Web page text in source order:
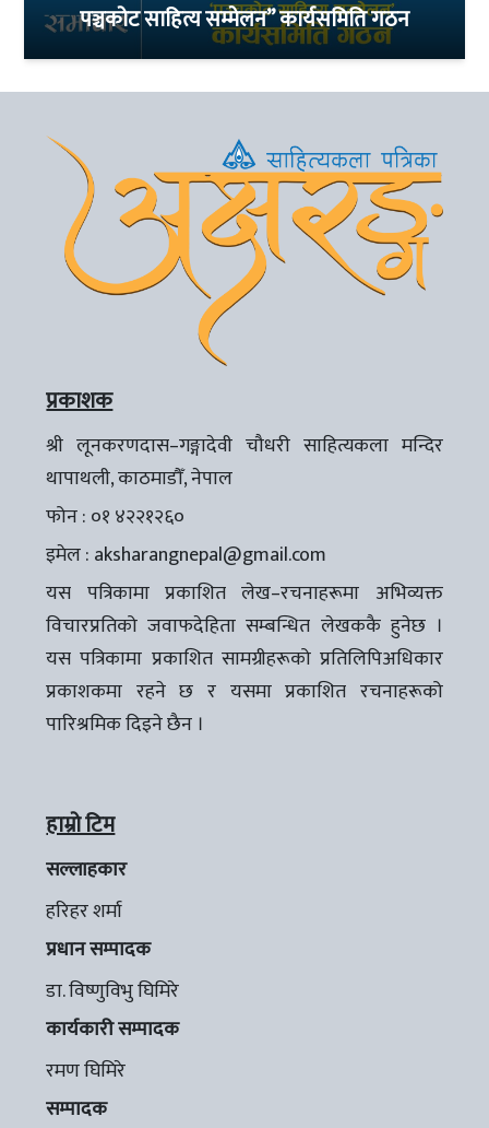
पञ्चकोट साहित्य सम्मेलन” कार्यसमिति गठन
प्रकाशक
श्री लूनकरणदास–गङ्गादेवी चौधरी साहित्यकला मन्दिर
थापाथली, काठमाडौँ, नेपाल
फोन : ०१ ४२२१२६०
इमेल : aksharangnepal@gmail.com
यस पत्रिकामा प्रकाशित लेख–रचनाहरूमा अभिव्यक्त
विचारप्रतिको जवाफदेहिता सम्बन्धित लेखककै हुनेछ ।
यस पत्रिकामा प्रकाशित सामग्रीहरूको प्रतिलिपिअधिकार
प्रकाशकमा रहने छ र यसमा प्रकाशित रचनाहरूको
पारिश्रमिक दिइने छैन ।
हाम्रो टिम
सल्लाहकार
हरिहर शर्मा
प्रधान सम्पादक
डा. विष्णुविभु घिमिरे
कार्यकारी सम्पादक
रमण घिमिरे
सम्पादक